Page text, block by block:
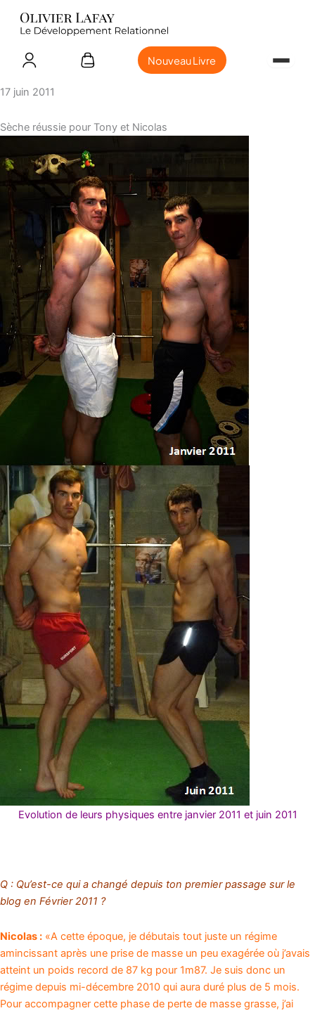
Nouveau Livre
17 juin 2011
Sèche réussie pour Tony et Nicolas
Evolution de leurs physiques entre janvier 2011 et juin 2011
Q : Qu’est-ce qui a changé depuis ton premier passage sur le
blog en Février 2011 ?
Nicolas : «A cette époque, je débutais tout juste un régime
amincissant après une prise de masse un peu exagérée où j’avais
atteint un poids record de 87 kg pour 1m87. Je suis donc un
régime depuis mi-décembre 2010 qui aura duré plus de 5 mois.
Pour accompagner cette phase de perte de masse grasse, j’ai